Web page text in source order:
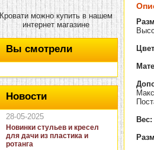
Кровати можно купить в нашем
интернет магазине
Вы смотрели
Новости
28-05-2025
Новинки стульев и кресел
для дачи из пластика и
ротанга
Вес: